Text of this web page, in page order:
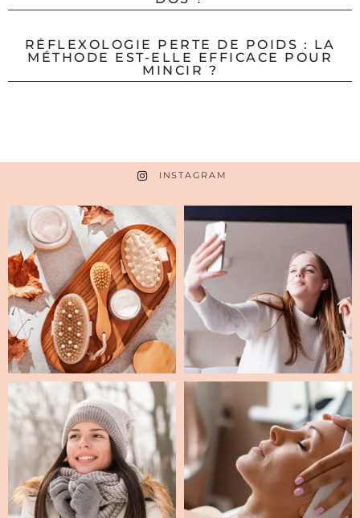
RÉFLEXOLOGIE PERTE DE POIDS : LA
MÉTHODE EST-ELLE EFFICACE POUR
MINCIR ?
INSTAGRAM